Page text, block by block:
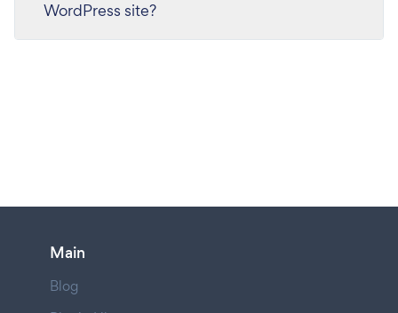
WordPress site?
Main
Blog